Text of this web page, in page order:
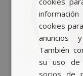
cookies
anuncios
También
su uso de
socios de